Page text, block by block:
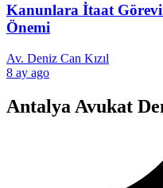
Kanunlara İtaat
Önemi
Av. Deniz Can Kızıl
8 ay ago
Antalya Avukat